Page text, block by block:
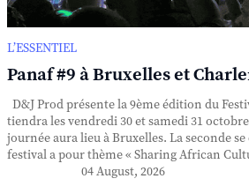
L’ESSENTIEL
Panaf #9 à Bruxelles et
D&J Prod présente la 9ème édition du
tiendra les vendredi 30 et samedi 31
journée aura lieu à Bruxelles. La seconde
festival a pour thème « Sharing African
04 August, 2026